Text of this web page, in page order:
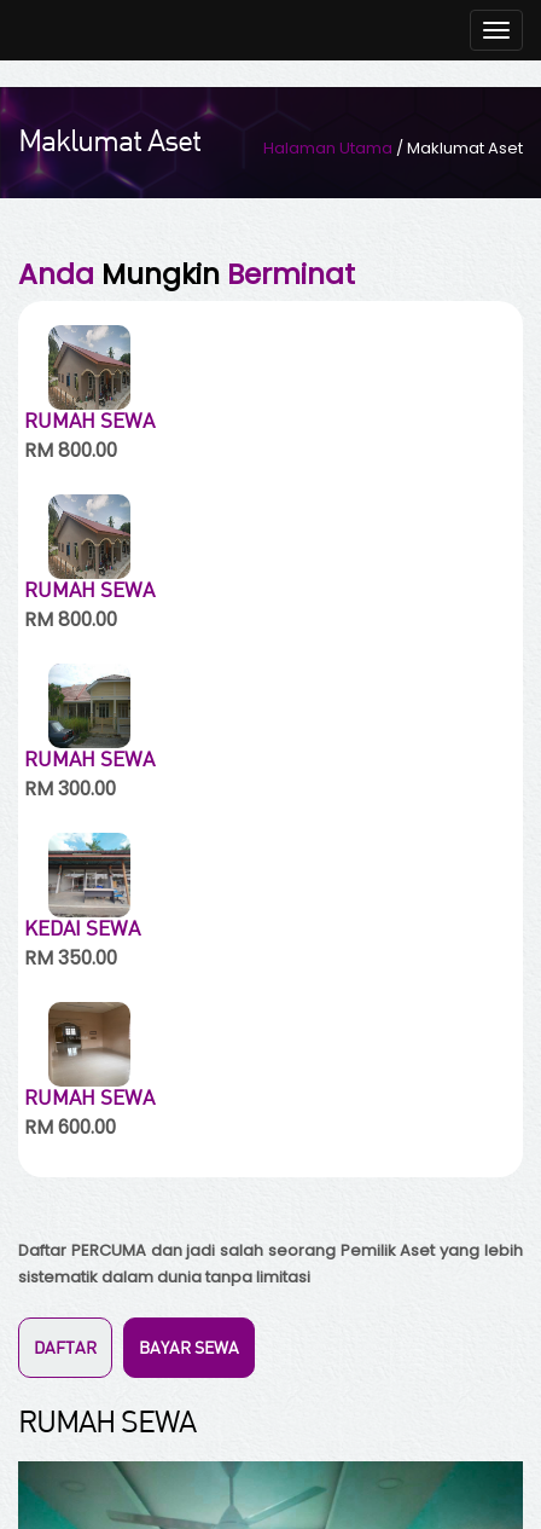
Halaman Utama / Maklumat Aset
Maklumat Aset
Anda Mungkin Berminat
RUMAH SEWA
RM 800.00
RUMAH SEWA
RM 800.00
RUMAH SEWA
RM 300.00
KEDAI SEWA
RM 350.00
RUMAH SEWA
RM 600.00
Daftar PERCUMA dan jadi salah seorang Pemilik Aset yang lebih
sistematik dalam dunia tanpa limitasi
DAFTAR BAYAR SEWA
RUMAH SEWA